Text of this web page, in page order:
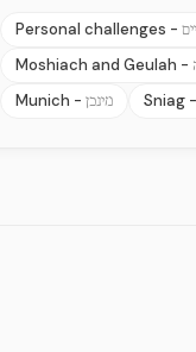
Personal challenges -
Moshiach and Geulah -
Munich - מינכן Sniag -